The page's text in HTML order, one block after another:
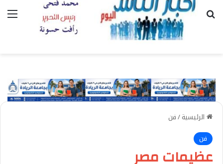
بحث عن
الرئيسية/فن
فن
عظيمات مصر